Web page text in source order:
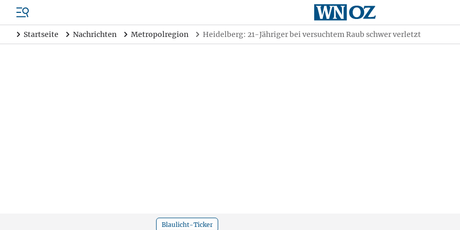
Startseite Nachrichten Metropolregion Heidelberg: 21-Jähriger bei versuchtem Raub schwer verletzt
Blaulicht-Ticker